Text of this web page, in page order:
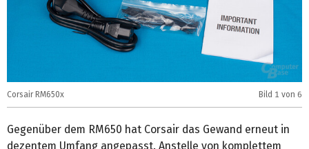
Corsair RM650x Bild 1 von 6
Gegenüber dem RM650 hat Corsair das Gewand erneut in
dezentem Umfang angepasst. Anstelle von komplettem